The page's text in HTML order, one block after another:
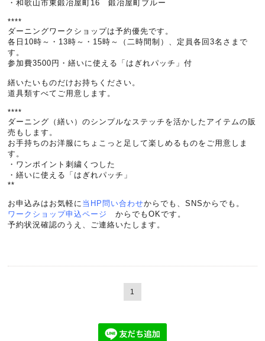
・和歌山市東鍛冶屋町16 鍛冶屋町ブルー
****
ダーニングワークショップは予約優先です。
各日10時～・13時～・15時～（二時間制）、定員各回3名さまで
す。
参加費3500円・繕いに使える「はぎれパッチ」付
繕いたいものだけお持ちください。
道具類すべてご用意します。
****
ダーニング（繕い）のシンプルなステッチを活かしたアイテムの販
売もします。
お手持ちのお洋服にちょこっと足して楽しめるものをご用意しま
す。
・ワンポイント刺繍くつした
・繕いに使える「はぎれパッチ」
**
お申込みはお気軽に 当HP問い合わせからでも、SNSからでも。
ワークショップ申込ページ
からでもOKです。
予約状況確認のうえ、ご連絡いたします。
1